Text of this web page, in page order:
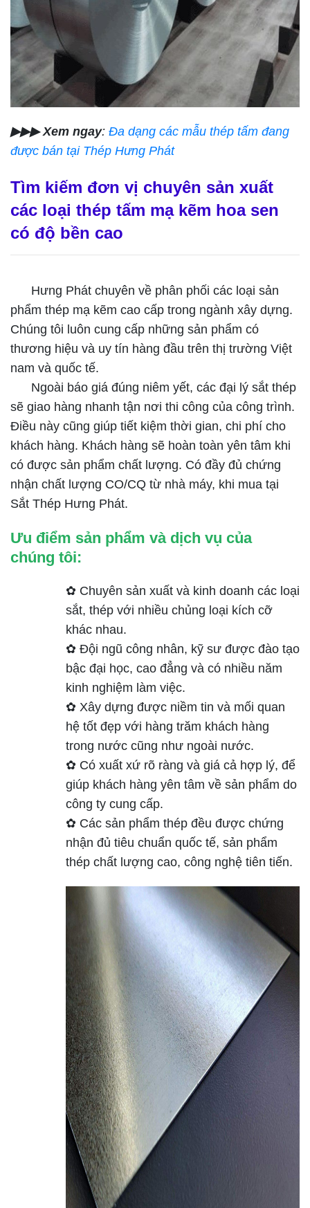
▶▶▶ Xem ngay: Đa dạng các mẫu thép tấm đang
được bán tại Thép Hưng Phát
Tìm kiếm đơn vị chuyên sản xuất
các loại thép tấm mạ kẽm hoa sen
có độ bền cao
Hưng Phát chuyên về phân phối các loại sản
phẩm thép mạ kẽm cao cấp trong ngành xây dựng.
Chúng tôi luôn cung cấp những sản phẩm có
thương hiệu và uy tín hàng đầu trên thị trường Việt
nam và quốc tế.
Ngoài báo giá đúng niêm yết, các đại lý sắt thép
sẽ giao hàng nhanh tận nơi thi công của công trình.
Điều này cũng giúp tiết kiệm thời gian, chi phí cho
khách hàng. Khách hàng sẽ hoàn toàn yên tâm khi
có được sản phẩm chất lượng. Có đầy đủ chứng
nhận chất lượng CO/CQ từ nhà máy, khi mua tại
Sắt Thép Hưng Phát.
Ưu điểm sản phẩm và dịch vụ của
chúng tôi:
✿ Chuyên sản xuất và kinh doanh các loại
sắt, thép với nhiều chủng loại kích cỡ
khác nhau.
✿ Đội ngũ công nhân, kỹ sư được đào tạo
bậc đại học, cao đẳng và có nhiều năm
kinh nghiệm làm việc.
✿ Xây dựng được niềm tin và mối quan
hệ tốt đẹp với hàng trăm khách hàng
trong nước cũng như ngoài nước.
✿ Có xuất xứ rõ ràng và giá cả hợp lý, để
giúp khách hàng yên tâm về sản phẩm do
công ty cung cấp.
✿ Các sản phẩm thép đều được chứng
nhận đủ tiêu chuẩn quốc tế, sản phẩm
thép chất lượng cao, công nghệ tiên tiến.